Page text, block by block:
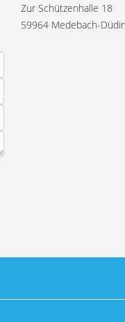
Zur Schützenhalle 18
59964 Medebach-